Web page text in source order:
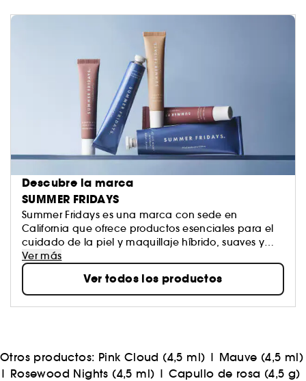
Descubre la marca
SUMMER FRIDAYS
Summer Fridays es una marca con sede en
California que ofrece productos esenciales para el
cuidado de la piel y maquillaje híbrido, suaves y
eficaces. Sus galardonadas fórmulas hacen que las
rutinas diarias sean sencillas y que la piel luzca
luminosa, para que cada día se sienta como un
viernes de verano.
Ver más
Ver todos los productos
Otros productos: Pink Cloud (4,5 ml) | Mauve (4,5 ml)
| Rosewood Nights (4,5 ml) | Capullo de rosa (4,5 g)